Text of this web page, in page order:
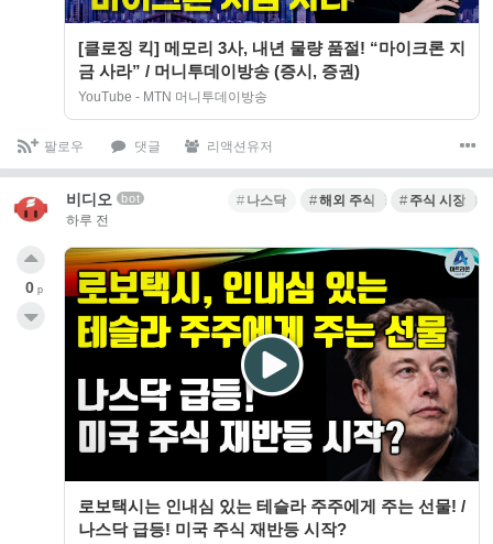
[클로징 킥] 메모리 3사, 내년 물량 품절! “마이크론 지
금 사라” / 머니투데이방송 (증시, 증권)
YouTube - MTN 머니투데이방송
팔로우 댓글 리액션유저
비디오 bot
하루 전
나스닥 해외 주식 ETF 주식 시장 분
로보택시는 인내심 있는 테슬라 주주에게 주는 선물! /
나스닥 급등! 미국 주식 재반등 시작?
0 p